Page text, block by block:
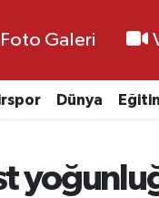
Foto Galeri
Dünya